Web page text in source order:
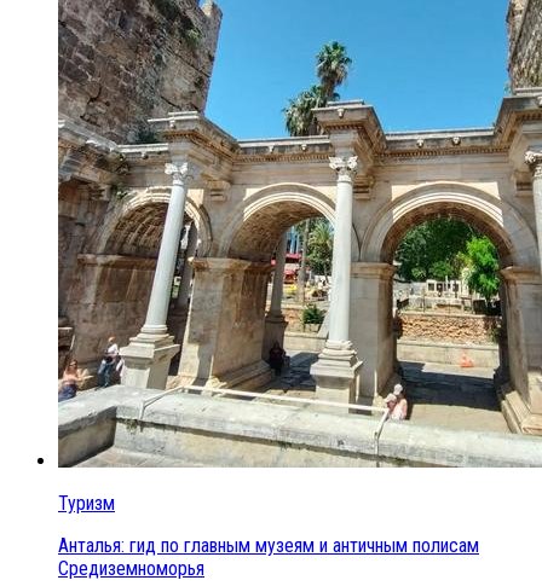
Туризм
Анталья: гид по главным музеям и античным полисам
Средиземноморья